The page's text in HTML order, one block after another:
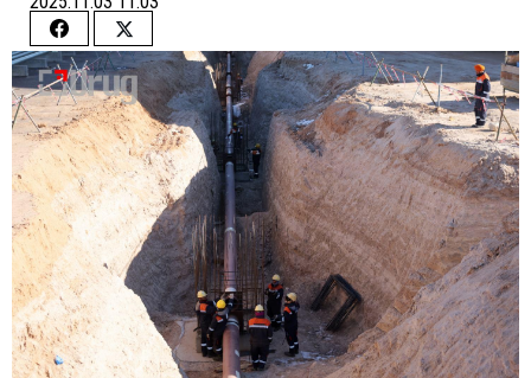
Share
on
Facebook
Share
on
Twitter